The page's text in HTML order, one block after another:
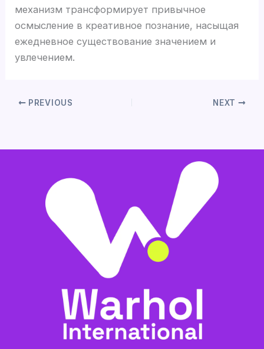
механизм трансформирует привычное
осмысление в креативное познание, насыщая
ежедневное существование значением и
увлечением.
PREVIOUS NEXT